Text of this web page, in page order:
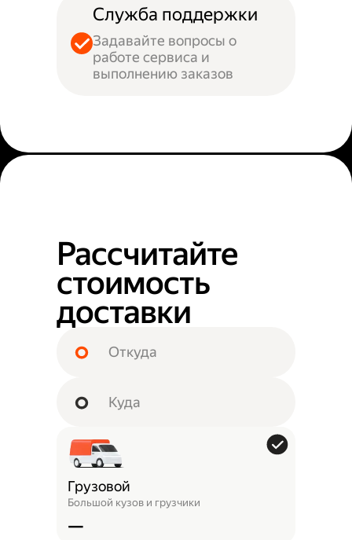
Служба поддержки
Задавайте вопросы о
работе сервиса и
выполнению заказов
Рассчитайте
стоимость
доставки
Грузовой
Большой кузов и грузчики
—